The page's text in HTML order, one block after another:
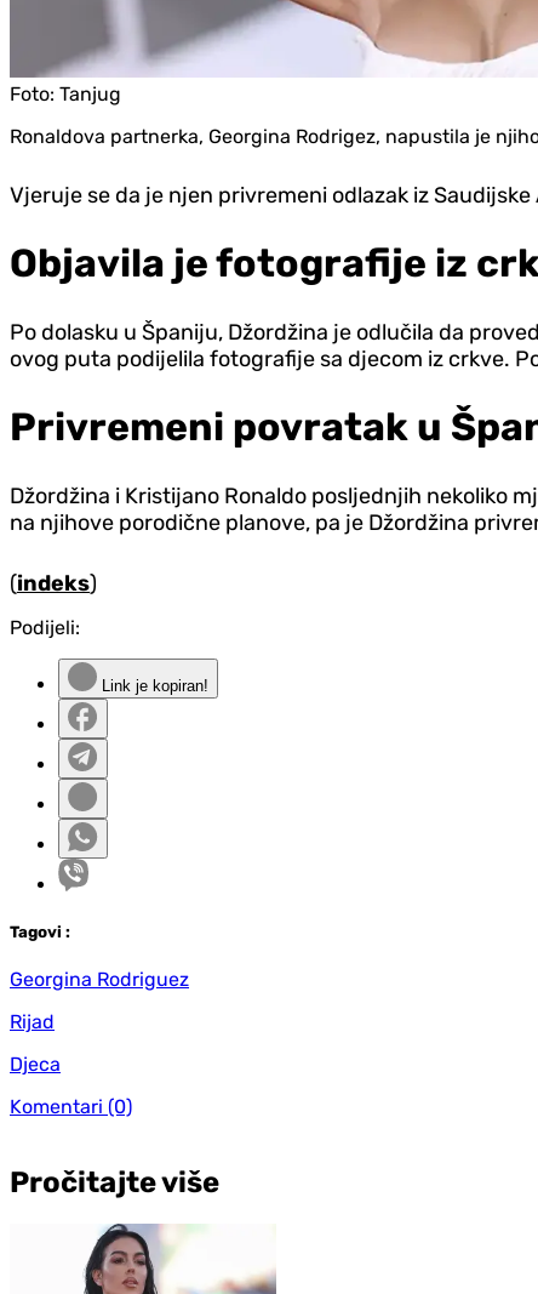
Foto: Tanjug
Ronaldova partnerka, Georgina Rodrigez, napustila je
Vjeruje se da je njen privremeni odlazak iz
Objavila je fotografije iz
Po dolasku u Španiju, Džordžina je odlučila da
ovog puta podijelila fotografije sa djecom iz crkve.
Privremeni povratak u
Džordžina i Kristijano Ronaldo posljednjih nekoliko
na njihove porodične planove, pa je Džordžina
(indeks)
Podijeli:
Link je kopiran!
Tagovi :
Georgina Rodriguez
Rijad
Djeca
Komentari (0)
Pročitajte više